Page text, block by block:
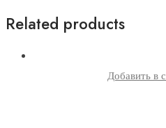
Related products
Добавить в